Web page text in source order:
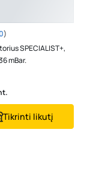
)
SPECIALIST+,
mBar.
Tikrinti likutį